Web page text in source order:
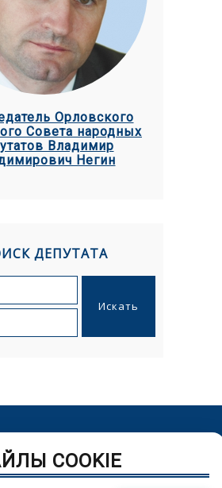
Орловского
Совета народных
Владимир
Негин
ДЕПУТАТА
Совет народных депутатов. г.Орел,
д. 1. Телефон: (4862) 43-25-54
COOKIE